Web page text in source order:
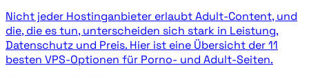
Nicht jeder Hostinganbieter erlaubt Adult-Content, und
die, die es tun, unterscheiden sich stark in Leistung,
Datenschutz und Preis. Hier ist eine Übersicht der 11
besten VPS-Optionen für Porno- und Adult-Seiten.